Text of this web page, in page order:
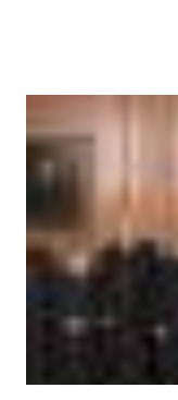
che permette di
scelta più efficiente.
L’intelligenza può
non può essere
l’esperienza. Come
diventerà sempre
2035),
lampante: L’IA sarà in